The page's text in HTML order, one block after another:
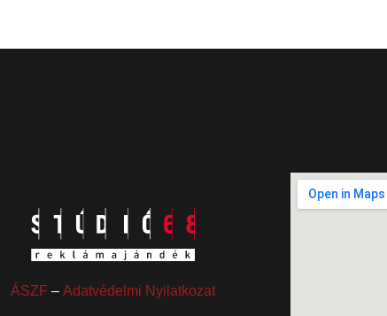
ÁSZF –Adatvédelmi Nyilatkozat